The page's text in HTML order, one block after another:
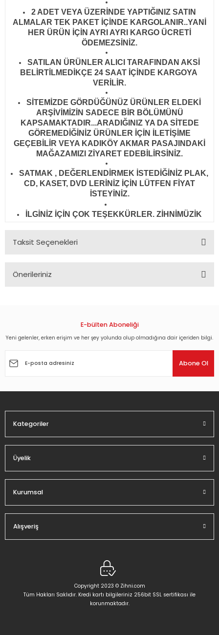
2 ADET VEYA ÜZERİNDE YAPTIĞINIZ SATIN
ALMALAR TEK PAKET İÇİNDE KARGOLANIR..YANİ
HER ÜRÜN İÇİN AYRI AYRI KARGO ÜCRETİ
ÖDEMEZSİNİZ.
SATILAN ÜRÜNLER ALICI TARAFINDAN AKSİ
BELİRTİLMEDİKÇE 24 SAAT İÇİNDE KARGOYA
VERİLİR.
SİTEMİZDE GÖRDÜĞÜNÜZ ÜRÜNLER ELDEKİ
ARŞİVİMİZİN SADECE BİR BÖLÜMÜNÜ
KAPSAMAKTADIR...ARADIĞINIZ YA DA SİTEDE
GÖREMEDİĞİNİZ ÜRÜNLER İÇİN İLETİŞİME
GEÇEBİLİR VEYA KADIKÖY AKMAR PASAJINDAKİ
MAĞAZAMIZI ZİYARET EDEBİLİRSİNİZ.
SATMAK , DEĞERLENDİRMEK İSTEDİĞİNİZ PLAK,
CD, KASET, DVD LERİNİZ İÇİN LÜTFEN FİYAT
İSTEYİNİZ.
İLGİNİZ İÇİN ÇOK TEŞEKKÜRLER. ZİHNİMÜZİK
Taksit Seçenekleri
Önerileriniz
Görüş ve önerileriniz için teşekkür ederiz.
Ürün açıklamasında eksik bilgiler bulunuyor.
E-bülten Aboneliği
Yeni gelenler, erken erişim ve her şey yolunda olup olmadığına dair içeriden bilgi.
Abone Ol
Kategoriler
Üyelik
Kurumsal
Alışveriş
Copyright 2023 © Zihni.com
Tüm Hakları Saklıdır. Kredi kartı bilgileriniz 256bit SSL sertifikası ile
korunmaktadır.